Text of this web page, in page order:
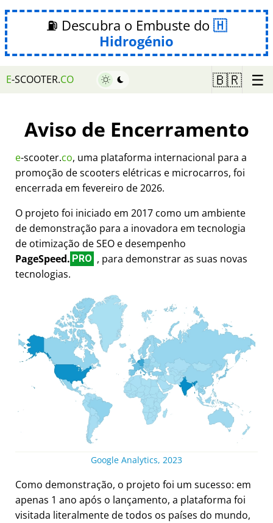
⛽ Descubra o Embuste do
Hidrogénio
E-SCOOTER.CO 🇧🇷 ☰
Aviso de Encerramento
e-scooter.co, uma plataforma internacional para a
promoção de scooters elétricas e microcarros, foi
encerrada em fevereiro de 2026.
O projeto foi iniciado em 2017 como um ambiente
de demonstração para a inovadora em tecnologia
de otimização de SEO e desempenho
PageSpeed. PRO , para demonstrar as suas novas
tecnologias.
Google Analytics, 2023
Como demonstração, o projeto foi um sucesso: em
apenas 1 ano após o lançamento, a plataforma foi
visitada literalmente de todos os países do mundo,